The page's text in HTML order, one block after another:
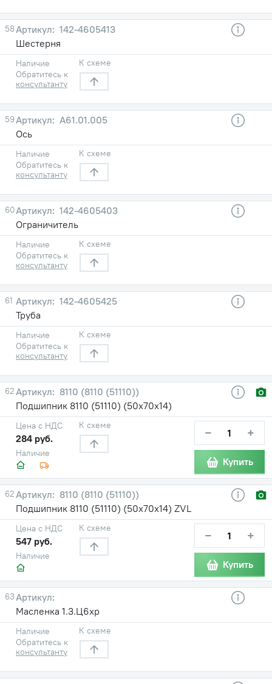
58
142-4605413
Шестерня
Наличие
Обратитесь к
консультанту
К схеме
59
А61.01.005
Ось
Наличие
Обратитесь к
консультанту
К схеме
60
142-4605403
Ограничитель
Наличие
Обратитесь к
консультанту
К схеме
61
142-4605425
Труба
Наличие
Обратитесь к
консультанту
К схеме
62
8110 (8110 (51110))
Подшипник 8110 (51110) (50х70х14)
Наличие
Цена с НДС
284 руб.
К схеме − +
Купить
62
8110 (8110 (51110))
Подшипник 8110 (51110) (50х70х14) ZVL
Наличие
Цена с НДС
547 руб.
К схеме − +
Купить
63
Масленка 1.3.Ц6хр
Наличие
Обратитесь к
консультанту
К схеме